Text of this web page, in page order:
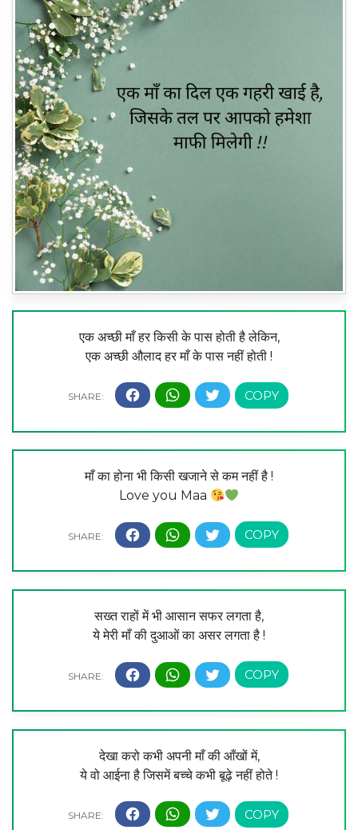
एक अच्छी माँ हर किसी के पास होती है लेकिन,
एक अच्छी औलाद हर माँ के पास नहीं होती !
माँ का होना भी किसी खजाने से कम नहीं है !
Love you Maa
सख्त राहों में भी आसान सफर लगता है,
ये मेरी माँ की दुआओं का असर लगता है !
देखा करो कभी अपनी माँ की आँखों में,
ये वो आईना है जिसमें बच्चे कभी बूढ़े नहीं होते !